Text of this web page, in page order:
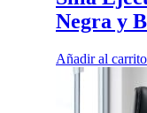
Negra y
Añadir al carrito